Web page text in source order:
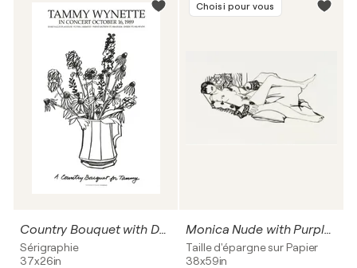
Country Bouquet with Delphinium (for Tammy Wynette)
Sérigraphie
37x26in
Choisi pour vous
Monica Nude with Purple Robe
Taille d'épargne sur Papier
38x59in